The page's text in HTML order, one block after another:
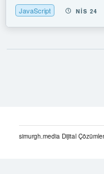
JavaScript NIS 24
simurgh.media Dijital Çözümler